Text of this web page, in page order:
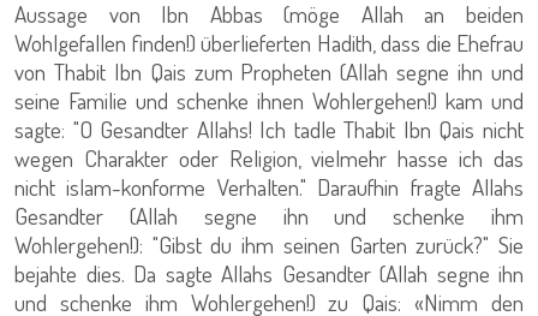
Aussage von Ibn Abbas (möge Allah an beiden
Wohlgefallen finden!) überlieferten Hadith, dass die Ehefrau
von Thabit Ibn Qais zum Propheten (Allah segne ihn und
seine Familie und schenke ihnen Wohlergehen!) kam und
sagte: "O Gesandter Allahs! Ich tadle Thabit Ibn Qais nicht
wegen Charakter oder Religion, vielmehr hasse ich das
nicht islam-konforme Verhalten." Daraufhin fragte Allahs
Gesandter (Allah segne ihn und schenke ihm
Wohlergehen!): "Gibst du ihm seinen Garten zurück?" Sie
bejahte dies. Da sagte Allahs Gesandter (Allah segne ihn
und schenke ihm Wohlergehen!) zu Qais: «Nimm den